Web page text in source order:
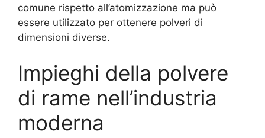
comune rispetto all’atomizzazione ma può
essere utilizzato per ottenere polveri di
dimensioni diverse.
Impieghi della polvere
di rame nell’industria
moderna